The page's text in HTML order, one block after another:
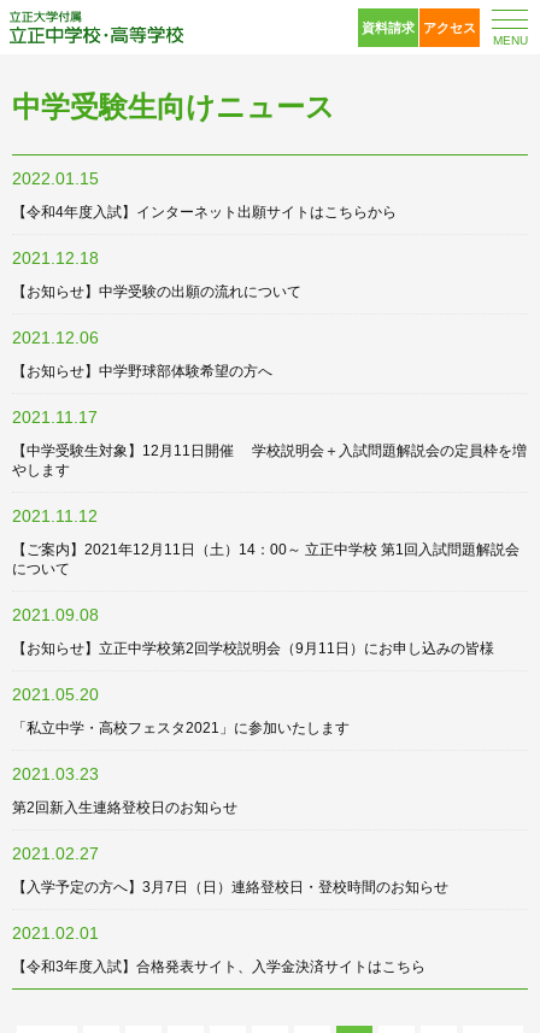
立正大学付属 立正中
資料請求 アクセス
MENU
中学受験生向けニュース
2022.01.15
【令和4年度入試】インターネット出願サイトはこちらから
2021.12.18
【お知らせ】中学受験の出願の流れについて
2021.12.06
【お知らせ】中学野球部体験希望の方へ
2021.11.17
【中学受験生対象】12月11日開催 学校説明会＋入試問題解説会の定員枠を増
やします
2021.11.12
【ご案内】2021年12月11日（土）14：00～ 立正中学校 第1回入試問題解説会
について
2021.09.08
【お知らせ】立正中学校第2回学校説明会（9月11日）にお申し込みの皆様
2021.05.20
「私立中学・高校フェスタ2021」に参加いたします
2021.03.23
第2回新入生連絡登校日のお知らせ
2021.02.27
【入学予定の方へ】3月7日（日）連絡登校日・登校時間のお知らせ
2021.02.01
【令和3年度入試】合格発表サイト、入学金決済サイトはこちら